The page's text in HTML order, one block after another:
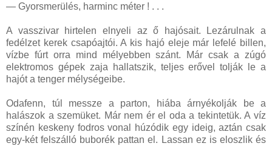
— Gyorsmerülés, harminc méter ! . . .
A vasszivar hirtelen elnyeli az ő hajósait. Lezárulnak a
fedélzet kerek csapóajtói. A kis hajó eleje már lefelé billen,
vízbe fúrt orra mind mélyebben szánt. Már csak a zúgó
elektromos gépek zaja hallatszik, teljes erővel tolják le a
hajót a tenger mélységeibe.
Odafenn, túl messze a parton, hiába árnyékolják be a
halászok a szemüket. Már nem ér el oda a tekintetük. A víz
színén keskeny fodros vonal húzódik egy ideig, aztán csak
egy-két felszálló buborék pattan el. Lassan ez is eloszlik és